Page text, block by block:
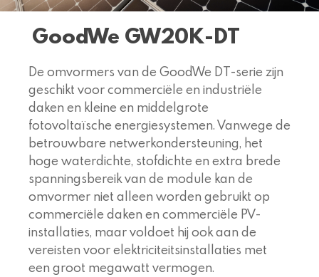
GoodWe GW20K-DT
De omvormers van de GoodWe DT-serie zijn
geschikt voor commerciële en industriële
daken en kleine en middelgrote
fotovoltaïsche energiesystemen. Vanwege de
betrouwbare netwerkondersteuning, het
hoge waterdichte, stofdichte en extra brede
spanningsbereik van de module kan de
omvormer niet alleen worden gebruikt op
commerciële daken en commerciële PV-
installaties, maar voldoet hij ook aan de
vereisten voor elektriciteitsinstallaties met
een groot megawatt vermogen.